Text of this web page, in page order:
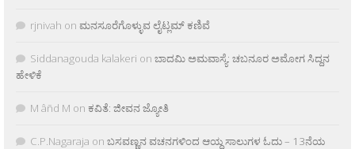
rjnivah on ಮನಸೂರೆಗೊಳ್ಳುವ ಲೈಟ್ಲಮ್ ಕಣಿವೆ
Siddanagouda kalakeri on ಬಾದಮಿ ಅಮವಾಸ್ಯೆ: ಚಬನೂರ ಅಮೋಗ ಸಿದ್ದನ
ಹೇಳಿಕೆ
M âñd M on ಕವಿತೆ: ಜೀವನ ಜ್ಯೋತಿ
C.P.Nagaraja on ಬಸವಣ್ಣನ ವಚನಗಳಿಂದ ಆಯ್ದ ಸಾಲುಗಳ ಓದು – 13ನೆಯ